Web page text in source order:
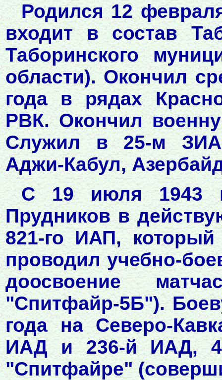
Родился 12
входит в состав
Таборинского
области). Окончил
года в рядах
РВК. Окончил
Служил в 25-м
Аджи-Кабул,
С 19 июля 1943
Прудников в
821-го ИАП,
проводил учебно-
доосвоение
"Спитфайр-5Б").
года на Северо-
ИАД и 236-й ИАД,
"Спитфайре"